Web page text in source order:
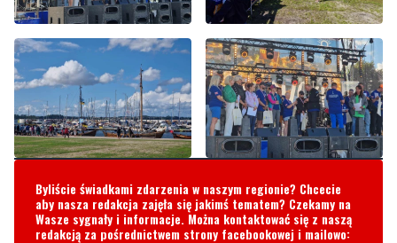
Byliście świadkami zdarzenia w naszym regionie? Chcecie
aby nasza redakcja zajęła się jakimś tematem? Czekamy na
Wasze sygnały i informacje. Można kontaktować się z naszą
redakcja@nadmorski24.plDyżurujemy także pod numerem
telefonu729 715 670.